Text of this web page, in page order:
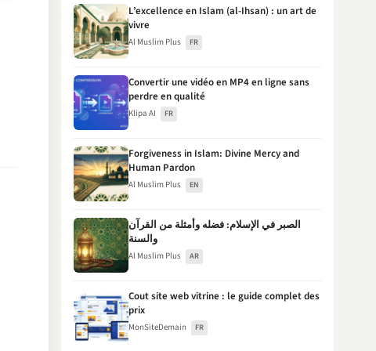
L’excellence en Islam (al-Ihsan) : un art de
vivre
Al Muslim Plus FR
Convertir une vidéo en MP4 en ligne sans
perdre en qualité
Klipa AI FR
Forgiveness in Islam: Divine Mercy and
Human Pardon
Al Muslim Plus EN
الصبر في الإسلام: فضله وأمثلة من القرآن
والسنة
Al Muslim Plus AR
Cout site web vitrine : le guide complet des
prix
MonSiteDemain FR